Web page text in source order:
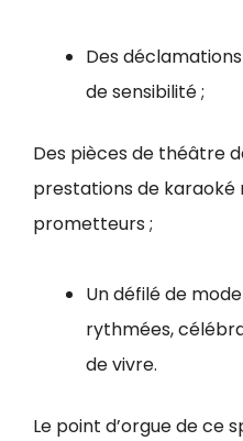
Des
de sensibilité ;
Des pièces de théâtre
prestations de
prometteurs ;
Un défilé de
rythmées,
de vivre.
Le point d’orgue de ce